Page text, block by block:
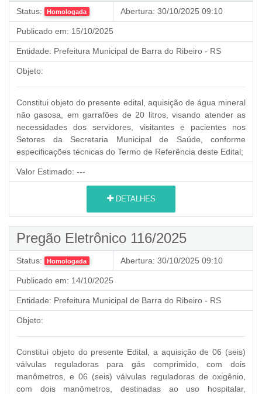
Status: Homologada Abertura: 30/10/2025 09:10
Publicado em: 15/10/2025
Entidade: Prefeitura Municipal de Barra do Ribeiro - RS
Objeto:
Constitui objeto do presente edital, aquisição de água mineral
não gasosa, em garrafões de 20 litros, visando atender as
necessidades dos servidores, visitantes e pacientes nos
Setores da Secretaria Municipal de Saúde, conforme
especificações técnicas do Termo de Referência deste Edital;
Valor Estimado: ---
DETALHES
Pregão Eletrônico 116/2025
Status: Homologada Abertura: 30/10/2025 09:10
Publicado em: 14/10/2025
Entidade: Prefeitura Municipal de Barra do Ribeiro - RS
Objeto:
Constitui objeto do presente Edital, a aquisição de 06 (seis)
válvulas reguladoras para gás comprimido, com dois
manômetros, e 06 (seis) válvulas reguladoras de oxigênio,
com dois manômetros, destinadas ao uso hospitalar,